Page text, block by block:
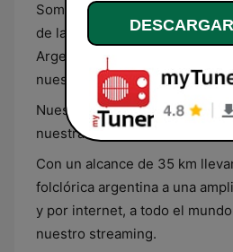
Somos una Emisora radial de
de la localidad de Gral.
Argentina; cuya señal distintiva
nuestra frecuencia en el dial es
Nuestro objetivo es fomentar
nuestra música folclórica
Con un alcance de 35 km
folclórica argentina a una
y por internet, a todo el
nuestro streaming.